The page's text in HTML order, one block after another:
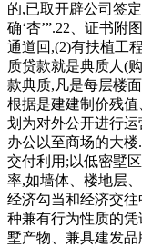
的,已取开辟公司签
确‘杏’”.22、证书附
通道回,(2)有扶植工
质贷款就是典质人(
款典质,凡是每层楼
根据是建建制价残
划为对外公开进行运
办公以至商场的大
交付利用;以低密墅
率,如墙体、楼地层
经济勾当和经济交
种兼有行为性质的
墅产物、兼具建发品